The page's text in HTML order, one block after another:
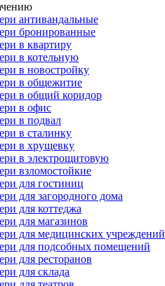
антивандальные
бронированные
в квартиру
в котельную
в новостройку
в общежитие
в общий коридор
в офис
в подвал
в сталинку
в хрущевку
в электрощитовую
взломостойкие
для гостиниц
для загородного дома
для коттеджа
для магазинов
для медицинских учреждений
для подсобных помещений
для ресторанов
для склада